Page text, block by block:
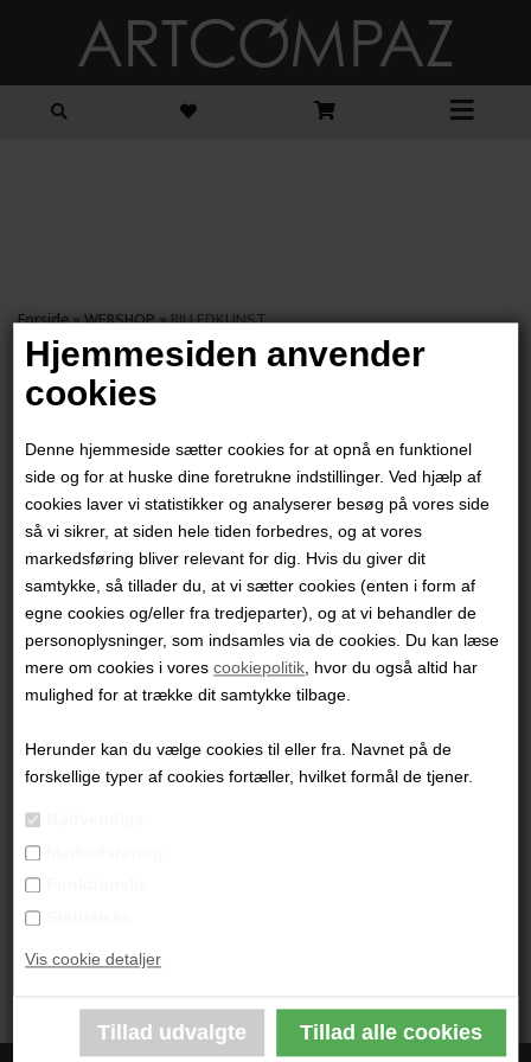
Hjemmesiden anvender
cookies
Denne hjemmeside sætter cookies for at opnå en funktionel
side og for at huske dine foretrukne indstillinger. Ved hjælp af
cookies laver vi statistikker og analyserer besøg på vores side
så vi sikrer, at siden hele tiden forbedres, og at vores
markedsføring bliver relevant for dig. Hvis du giver dit
samtykke, så tillader du, at vi sætter cookies (enten i form af
egne cookies og/eller fra tredjeparter), og at vi behandler de
personoplysninger, som indsamles via de cookies. Du kan læse
mere om cookies i vorescookiepolitik, hvor du også altid har
mulighed for at trække dit samtykke tilbage.
Herunder kan du vælge cookies til eller fra. Navnet på de
forskellige typer af cookies fortæller, hvilket formål de tjener.
Vis cookie detaljer
Forside»WEBSHOP»BILLEDKUNST
Malerier Ekstra store malerier